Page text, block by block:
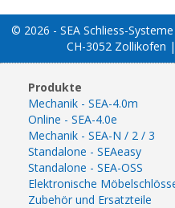
© 2026 - SEA Schliess-
CH-3052 Zollikofen
Produkte
Mechanik - SEA-4.0m
Online - SEA-4.0e
Mechanik - SEA-N / 2 / 3
Standalone - SEAeasy
Standalone - SEA-OSS
Elektronische
Zubehör und Ersatzteile